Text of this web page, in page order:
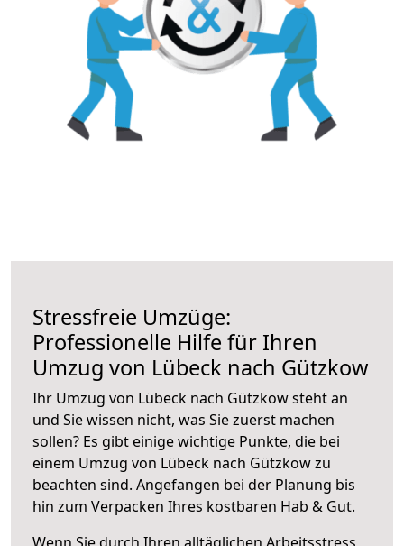
Stressfreie Umzüge:
Professionelle Hilfe für Ihren
Umzug von Lübeck nach Gützkow
Ihr Umzug von Lübeck nach Gützkow steht an
und Sie wissen nicht, was Sie zuerst machen
sollen? Es gibt einige wichtige Punkte, die bei
einem Umzug von Lübeck nach Gützkow zu
beachten sind. Angefangen bei der Planung bis
hin zum Verpacken Ihres kostbaren Hab & Gut.